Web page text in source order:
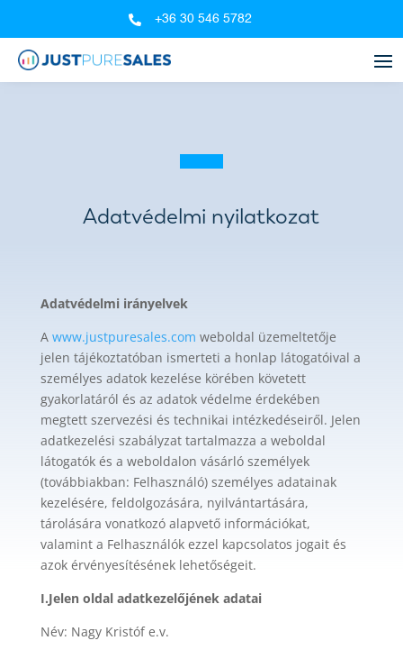
 +36 30 546 5782
Adatvédelmi nyilatkozat
Adatvédelmi irányelvek
A www.justpuresales.com weboldal üzemeltetője
jelen tájékoztatóban ismerteti a honlap látogatóival a
személyes adatok kezelése körében követett
gyakorlatáról és az adatok védelme érdekében
megtett szervezési és technikai intézkedéseiről. Jelen
adatkezelési szabályzat tartalmazza a weboldal
látogatók és a weboldalon vásárló személyek
(továbbiakban: Felhasználó) személyes adatainak
kezelésére, feldolgozására, nyilvántartására,
tárolására vonatkozó alapvető információkat,
valamint a Felhasználók ezzel kapcsolatos jogait és
azok érvényesítésének lehetőségeit.
I.Jelen oldal adatkezelőjének adatai
Név: Nagy Kristóf e.v.